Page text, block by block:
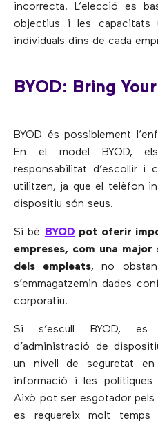
incorrecta. L’elecció es
objectius i les capacitats
individuals dins de cada
BYOD: Bring
BYOD és possiblement
En el model BYOD,
responsabilitat d’escollir i
utilitzen, ja que el telèfon
dispositiu són seus.
Si bé BYOD pot oferir
empreses, com una
dels empleats, no
s’emmagatzemin dades
corporatiu.
Si s’escull BYOD, es
d’administració de
un nivell de seguretat
informació i les polítiques
Això pot ser esgotador pels
es requereix molt temps